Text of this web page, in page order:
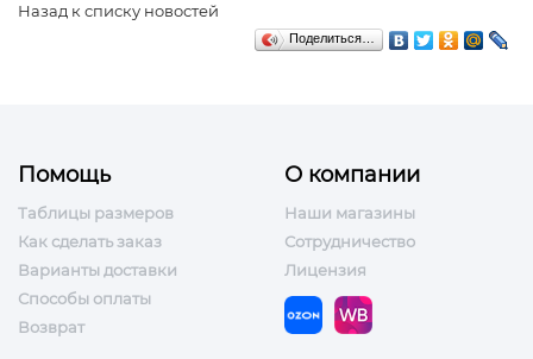
Назад к списку новостей
Поделиться…
Помощь
Таблицы размеров
Как сделать заказ
Варианты доставки
Способы оплаты
Возврат
О компании
Наши магазины
Сотрудничество
Лицензия